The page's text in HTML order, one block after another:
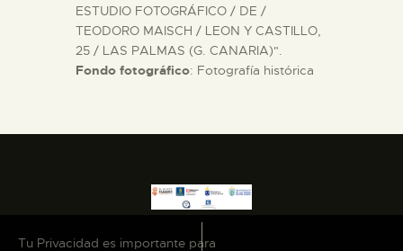
ESTUDIO FOTOGRÁFICO / DE /
TEODORO MAISCH / LEON Y CASTILLO,
25 / LAS PALMAS (G. CANARIA)".
Fondo fotográfico: Fotografía histórica
Tu Privacidad es importante para